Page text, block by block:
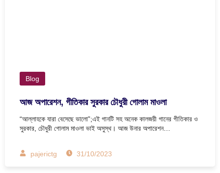
Blog
আজ অপারেশন, গীতিকার সুরকার চৌধুরী গোলাম মাওলা
“আল্লাহকে যারা বেসেছে ভালো”;এই গানটি সহ অনেক কালজয়ী গানের গীতিকার ও
সুরকার, চৌধুরী গোলাম মাওলা ভাই অসুস্থ। আজ উনার অপারেশন…
pajerictg 31/10/2023